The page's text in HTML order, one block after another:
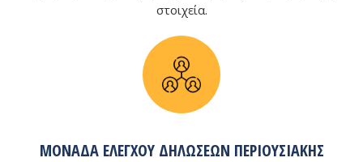
στοιχεία.
ΜΟΝΆΔΑ ΕΛΈΓΧΟΥ ΔΗΛΏΣΕΩΝ ΠΕΡΙΟΥΣΙΑΚΉΣ